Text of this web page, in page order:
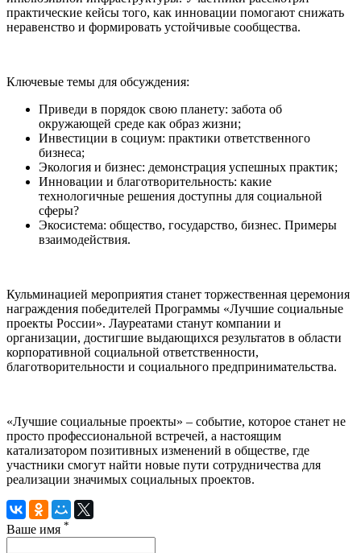
практические кейсы того, как инновации помогают снижать
неравенство и формировать устойчивые сообщества.
Ключевые темы для обсуждения:
Приведи в порядок свою планету: забота об
окружающей среде как образ жизни;
Инвестиции в социум: практики ответственного
бизнеса;
Экология и бизнес: демонстрация успешных практик;
Инновации и благотворительность: какие
технологичные решения доступны для социальной
сферы?
Экосистема: общество, государство, бизнес. Примеры
взаимодействия.
Кульминацией мероприятия станет торжественная церемония
награждения победителей Программы «Лучшие социальные
проекты России». Лауреатами станут компании и
организации, достигшие выдающихся результатов в области
корпоративной социальной ответственности,
благотворительности и социального предпринимательства.
«Лучшие социальные проекты» – событие, которое станет не
просто профессиональной встречей, а настоящим
катализатором позитивных изменений в обществе, где
участники смогут найти новые пути сотрудничества для
реализации значимых социальных проектов.
Ваше имя *